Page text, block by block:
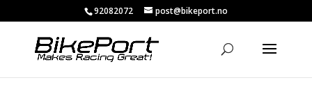
92082072 post@bikeport.no